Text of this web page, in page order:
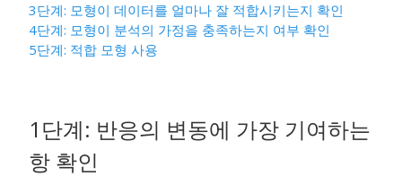
3단계: 모형이 데이터를 얼마나 잘 적합시키는지 확인
4단계: 모형이 분석의 가정을 충족하는지 여부 확인
5단계: 적합 모형 사용
1단계: 반응의 변동에 가장 기여하는
항 확인